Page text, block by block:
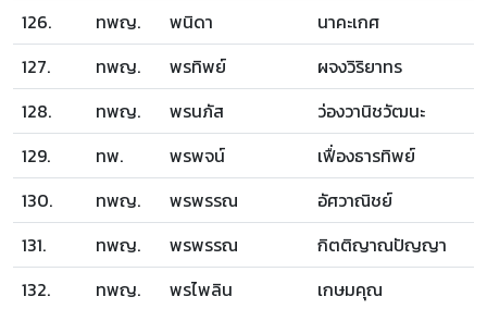
126.
ทพญ. พนิดา
นาคะเกศ
127.
ทพญ. พรทิพย์
ผจงวิริยาทร
128.
ทพญ. พรนภัส
ว่องวานิชวัฒนะ
129.
ทพ. พรพจน์
เฟื่องธารทิพย์
130.
ทพญ. พรพรรณ
อัศวาณิชย์
131.
ทพญ. พรพรรณ
กิตติญาณปัญญา
132.
ทพญ. พรไพลิน
เกษมคุณ